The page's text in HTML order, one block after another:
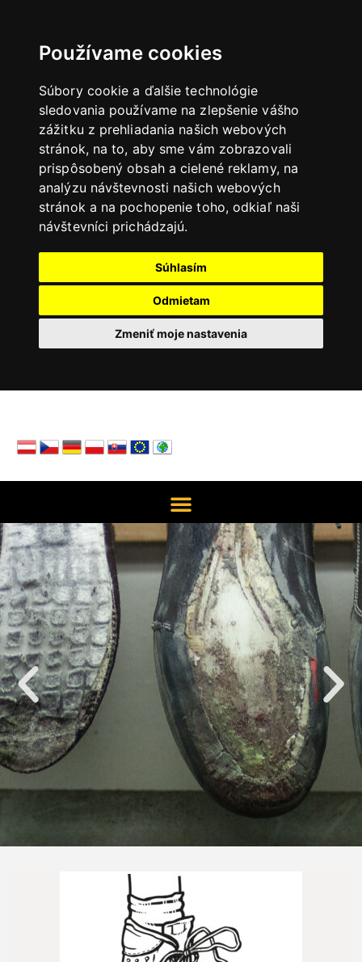
Používame cookies
Súbory cookie a ďalšie technológie
sledovania používame na zlepšenie vášho
zážitku z prehliadania našich webových
stránok, na to, aby sme vám zobrazovali
prispôsobený obsah a cielené reklamy, na
analýzu návštevnosti našich webových
stránok a na pochopenie toho, odkiaľ naši
návštevníci prichádzajú.
Súhlasím
Odmietam
Zmeniť moje nastavenia
Naprawimy Twoje buty trekkingowe
Jeszcze...